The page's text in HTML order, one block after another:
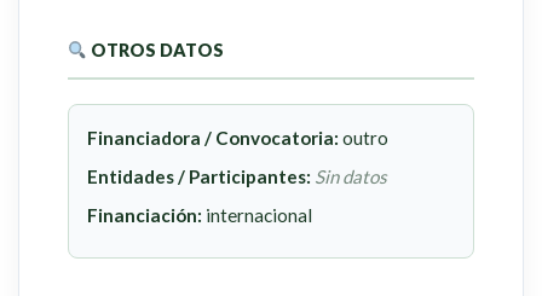
OTROS DATOS
Financiadora / Convocatoria: outro
Entidades / Participantes: Sin datos
Financiación: internacional